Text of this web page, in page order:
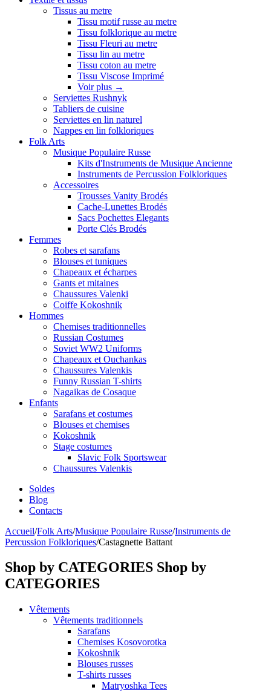
Tissus au metre
Tissu motif russe au metre
Tissu folklorique au metre
Tissu Fleuri au metre
Tissu lin au metre
Tissu coton au metre
Tissu Viscose Imprimé
Voir plus →
Serviettes Rushnyk
Tabliers de cuisine
Serviettes en lin naturel
Nappes en lin folkloriques
Folk Arts
Musique Populaire Russe
Kits d'Instruments de Musique Ancienne
Instruments de Percussion Folkloriques
Accessoires
Trousses Vanity Brodés
Cache-Lunettes Brodés
Sacs Pochettes Elegants
Porte Clés Brodés
Femmes
Robes et sarafans
Blouses et tuniques
Chapeaux et écharpes
Gants et mitaines
Chaussures Valenki
Coiffe Kokoshnik
Hommes
Chemises traditionnelles
Russian Costumes
Soviet WW2 Uniforms
Chapeaux et Ouchankas
Chaussures Valenkis
Funny Russian T-shirts
Nagaikas de Cosaque
Enfants
Sarafans et costumes
Blouses et chemises
Kokoshnik
Stage costumes
Slavic Folk Sportswear
Chaussures Valenkis
Soldes
Blog
Contacts
Accueil/Folk Arts/Musique Populaire Russe/Instruments de
Percussion Folkloriques/Castagnette Battant
Shop by CATEGORIES Shop by
CATEGORIES
Vêtements
Vêtements traditionnels
Sarafans
Chemises Kosovorotka
Kokoshnik
Blouses russes
T-shirts russes
Matryoshka Tees